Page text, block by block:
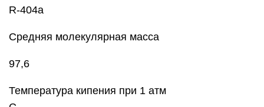
R-404a
Средняя молекулярная масса
97,6
Температура кипения при 1 атм